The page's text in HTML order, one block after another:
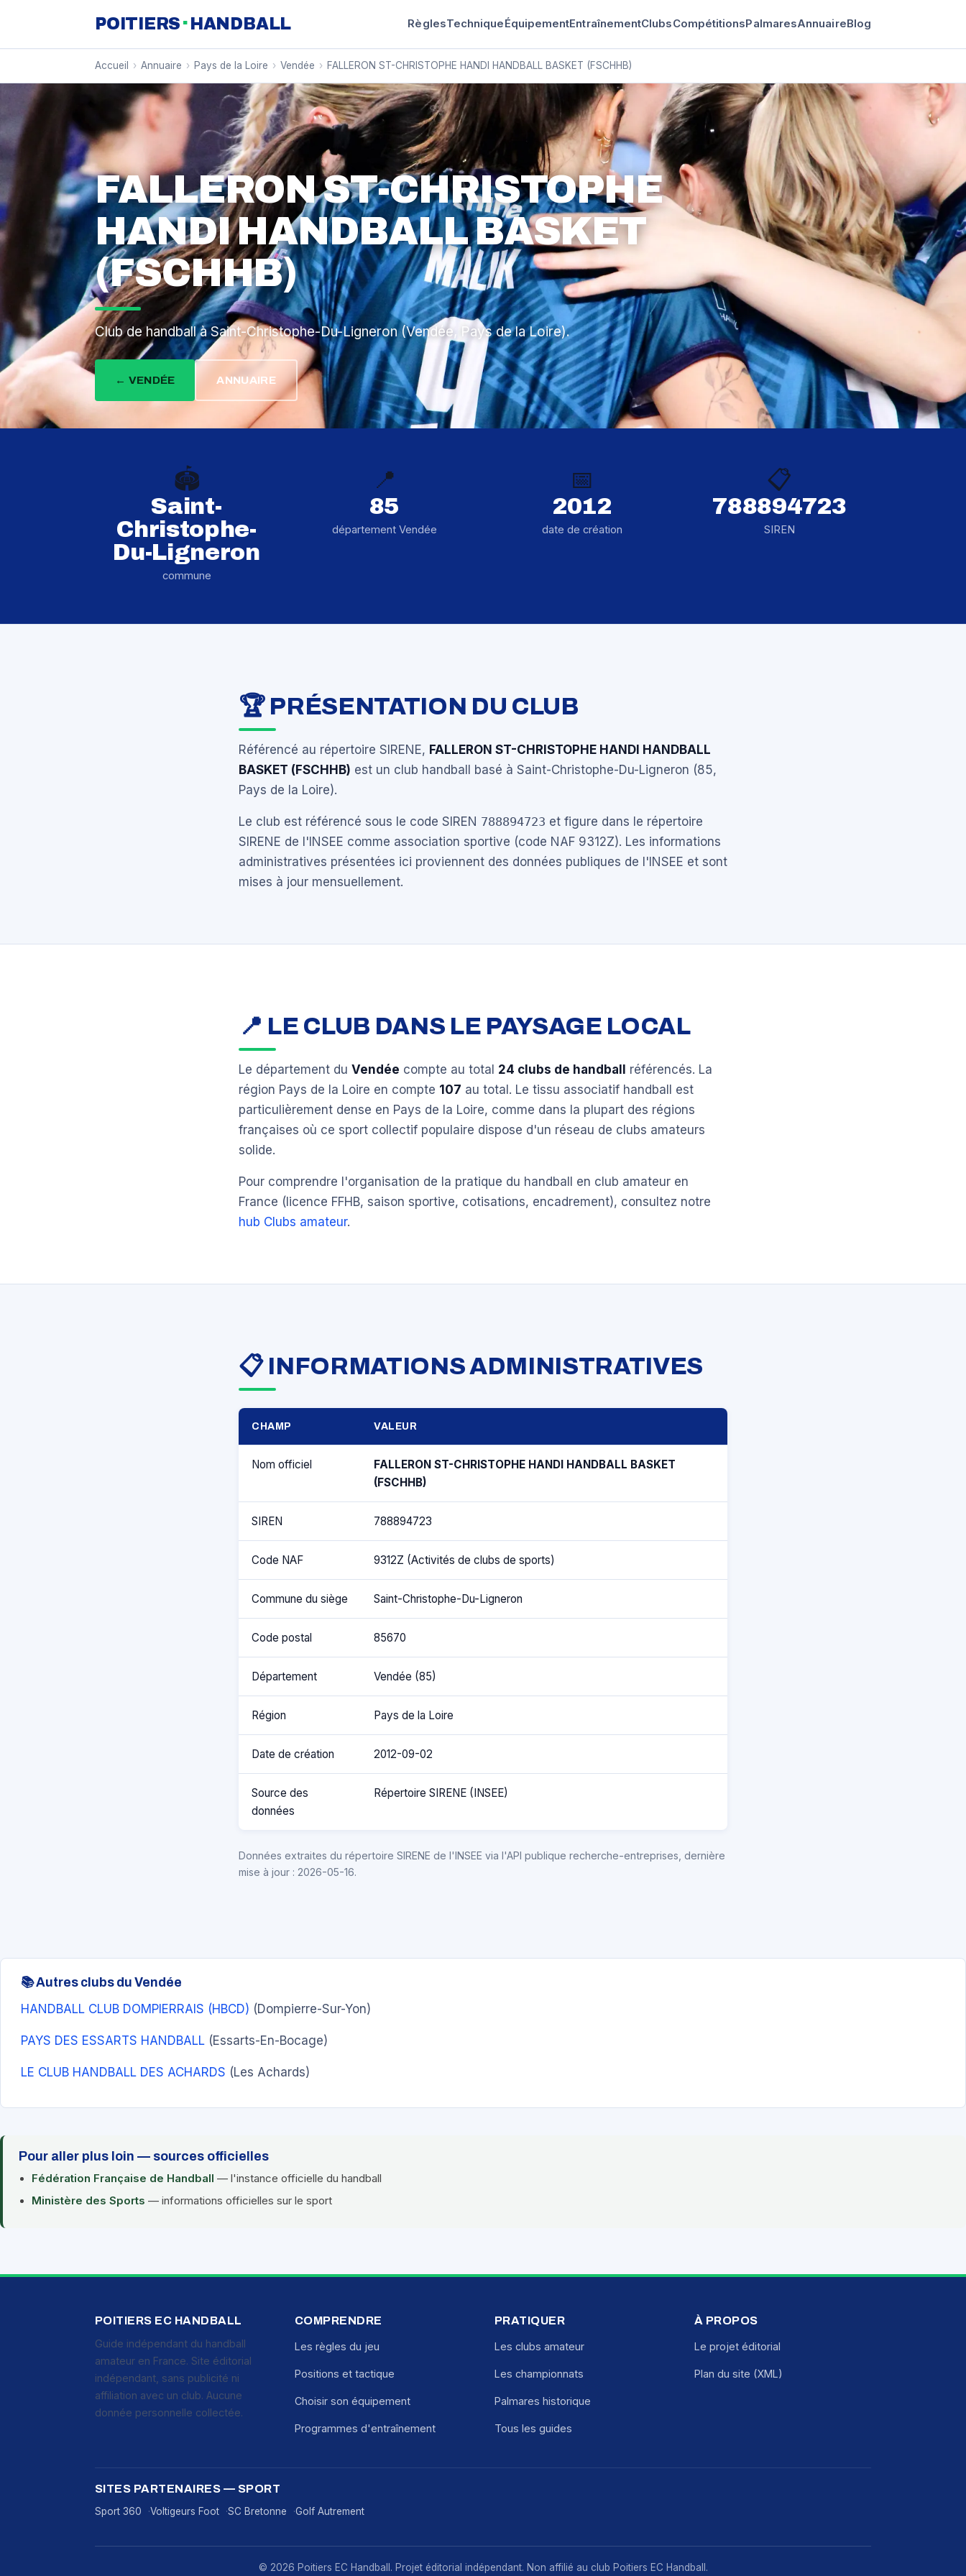
POITIERS · HANDBALL RèglesTechniqueÉquipementEntraînementClubsCompétitionsPalmaresAnnuaireBlog
Accueil › Annuaire › Pays de la Loire › Vendée › FALLERON ST-CHRISTOPHE HANDI HANDBALL BASKET (FSCHHB)
FALLERON ST-CHRISTOPHE
HANDI HANDBALL BASKET
(FSCHHB)
Club de handball à Saint-Christophe-Du-Ligneron (Vendée, Pays de la Loire).
← VENDÉE ANNUAIRE
🏟️
Saint-
Christophe-
Du-Ligneron
commune
📍
85
département Vendée
📅
2012
date de création
📋
788894723
SIREN
🏆 PRÉSENTATION DU CLUB
Référencé au répertoire SIRENE, FALLERON ST-CHRISTOPHE HANDI HANDBALL
BASKET (FSCHHB) est un club handball basé à Saint-Christophe-Du-Ligneron (85,
Pays de la Loire).
Le club est référencé sous le code SIREN 788894723 et figure dans le répertoire
SIRENE de l'INSEE comme association sportive (code NAF 9312Z). Les informations
administratives présentées ici proviennent des données publiques de l'INSEE et sont
mises à jour mensuellement.
📍 LE CLUB DANS LE PAYSAGE LOCAL
Le département du Vendée compte au total 24 clubs de handball
référencés. La
région Pays de la Loire en compte 107 au total. Le tissu associatif handball est
particulièrement dense en Pays de la Loire, comme dans la plupart des régions
françaises où ce sport collectif populaire dispose d'un réseau de clubs amateurs
solide.
Pour comprendre l'organisation de la pratique du handball en club amateur en
France (licence FFHB, saison sportive, cotisations, encadrement), consultez notre
hub Clubs amateur.
📋 INFORMATIONS ADMINISTRATIVES
CHAMP VALEUR
Nom officiel
FALLERON ST-CHRISTOPHE HANDI HANDBALL BASKET
(FSCHHB)
SIREN 788894723
Code NAF 9312Z (Activités de clubs de sports)
Commune du siège Saint-Christophe-Du-Ligneron
Code postal 85670
Département Vendée (85)
Région Pays de la Loire
Date de création 2012-09-02
Source des
données
Répertoire SIRENE (INSEE)
Données extraites du répertoire SIRENE de l'INSEE via l'API publique recherche-entreprises, dernière
mise à jour : 2026-05-16.
📚 Autres clubs du Vendée
HANDBALL CLUB DOMPIERRAIS (HBCD) (Dompierre-Sur-Yon)
PAYS DES ESSARTS HANDBALL (Essarts-En-Bocage)
LE CLUB HANDBALL DES ACHARDS (Les Achards)
Pour aller plus loin — sources officielles
Fédération Française de Handball — l'instance officielle du handball
Ministère des Sports — informations officielles sur le sport
POITIERS EC HANDBALL
Guide indépendant du handball
amateur en France. Site éditorial
indépendant, sans publicité ni
affiliation avec un club. Aucune
donnée personnelle collectée.
COMPRENDRE
Les règles du jeu
Positions et tactique
Choisir son équipement
Programmes d'entraînement
PRATIQUER
Les clubs amateur
Les championnats
Palmares historique
Tous les guides
À PROPOS
Le projet éditorial
Plan du site (XML)
SITES PARTENAIRES — SPORT
Sport 360 Voltigeurs Foot SC Bretonne Golf Autrement
© 2026 Poitiers EC Handball. Projet éditorial indépendant. Non affilié au club Poitiers EC Handball.